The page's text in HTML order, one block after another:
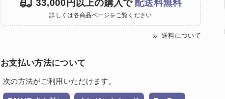
33,000円以上の購入で 配送料無料
詳しくは各商品ページをご覧ください
送料について
お支払い方法について
次の方法がご利用いただけます。